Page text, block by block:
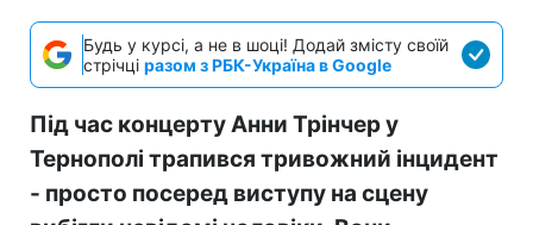
Будь у курсі, а не в шоці! Додай змісту своїй
стрічці разом з РБК-Україна в Google
Під час концерту Анни Трінчер у
Тернополі трапився тривожний інцидент
- просто посеред виступу на сцену